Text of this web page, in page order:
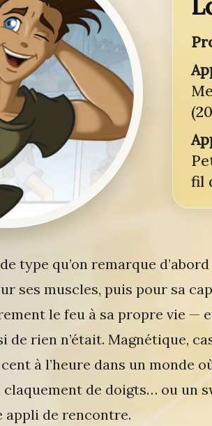
fil
type qu’on remarque
ses muscles, puis pour sa
le feu à sa propre vie —
de rien n’était. Magnétique,
à l’heure dans un monde
de doigts… ou un
appli de rencontre.